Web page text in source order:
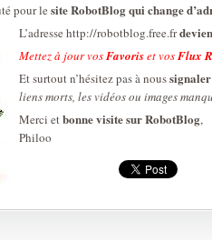
pour le site RobotBlog qui change
L’adresse http://robotblog.free.fr
Mettez à jour vosFavoriset vosFlux
Et surtout n’hésitez pas à nous
liens morts, les vidéos ou images
Merci etbonne visite sur RobotBlog,
Philoo